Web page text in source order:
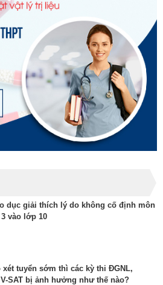
dục giải thích lý do không cố định môn
vào lớp 10
xét tuyển sớm thì các kỳ thi ĐGNL,
SAT bị ảnh hưởng như thế nào?